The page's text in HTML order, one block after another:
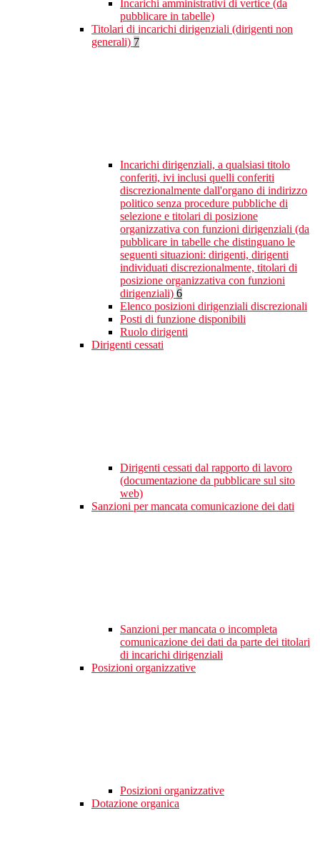
Incarichi amministrativi di vertice (da
pubblicare in tabelle)
Titolari di incarichi dirigenziali (dirigenti non
generali) 7
Incarichi dirigenziali, a qualsiasi titolo
conferiti, ivi inclusi quelli conferiti
discrezionalmente dall'organo di indirizzo
politico senza procedure pubbliche di
selezione e titolari di posizione
organizzativa con funzioni dirigenziali (da
pubblicare in tabelle che distinguano le
seguenti situazioni: dirigenti, dirigenti
individuati discrezionalmente, titolari di
posizione organizzativa con funzioni
dirigenziali) 6
Elenco posizioni dirigenziali discrezionali
Posti di funzione disponibili
Ruolo dirigenti
Dirigenti cessati
Dirigenti cessati dal rapporto di lavoro
(documentazione da pubblicare sul sito
web)
Sanzioni per mancata comunicazione dei dati
Sanzioni per mancata o incompleta
comunicazione dei dati da parte dei titolari
di incarichi dirigenziali
Posizioni organizzative
Posizioni organizzative
Dotazione organica